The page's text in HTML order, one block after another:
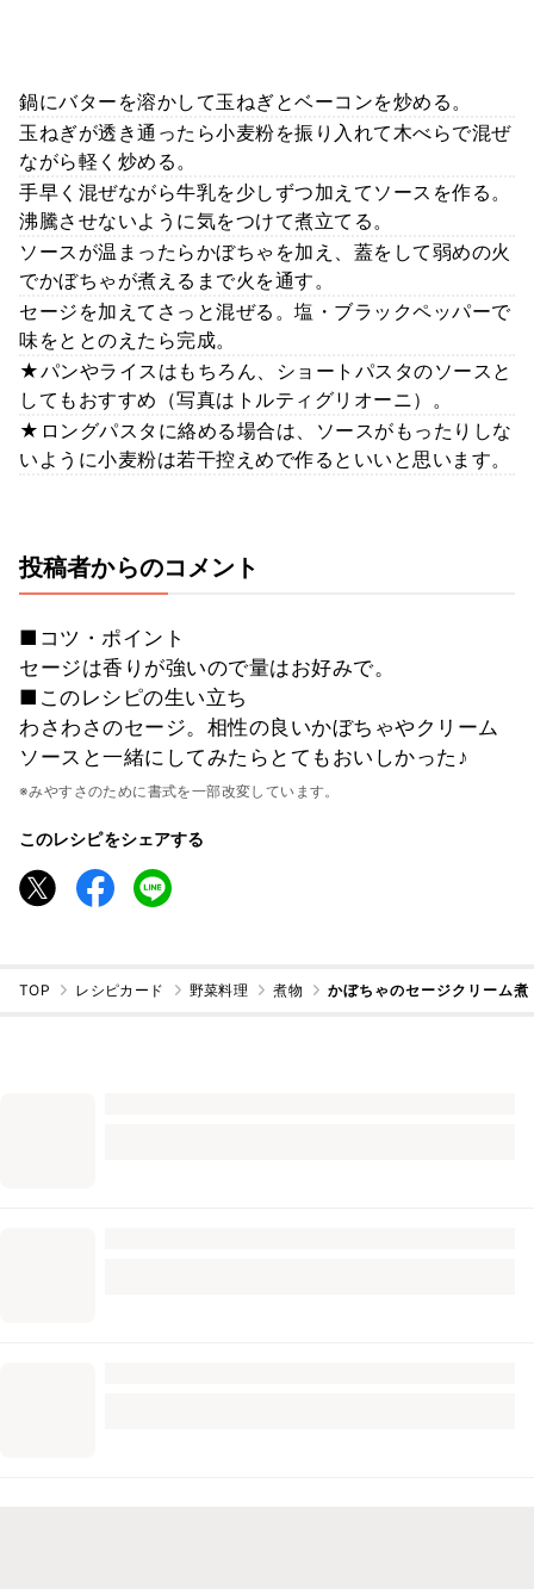
鍋にバターを溶かして玉ねぎとベーコンを炒める。
玉ねぎが透き通ったら小麦粉を振り入れて木べらで混ぜ
ながら軽く炒める。
手早く混ぜながら牛乳を少しずつ加えてソースを作る。
沸騰させないように気をつけて煮立てる。
ソースが温まったらかぼちゃを加え、蓋をして弱めの火
でかぼちゃが煮えるまで火を通す。
セージを加えてさっと混ぜる。塩・ブラックペッパーで
味をととのえたら完成。
★パンやライスはもちろん、ショートパスタのソースと
してもおすすめ（写真はトルティグリオーニ）。
★ロングパスタに絡める場合は、ソースがもったりしな
いように小麦粉は若干控えめで作るといいと思います。
投稿者からのコメント
■コツ・ポイント
セージは香りが強いので量はお好みで。
■このレシピの生い立ち
わさわさのセージ。相性の良いかぼちゃやクリーム
ソースと一緒にしてみたらとてもおいしかった♪
※みやすさのために書式を一部改変しています。
このレシピをシェアする
TOP レシピカード 野菜料理 煮物 かぼちゃのセージクリーム煮